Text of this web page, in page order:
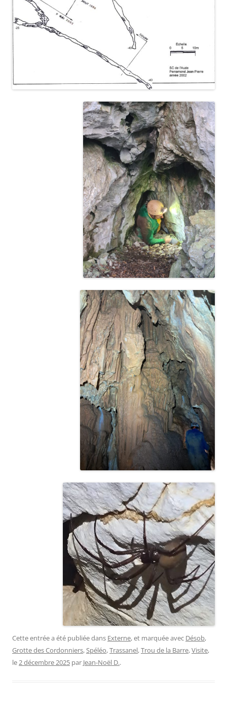
Cette entrée a été publiée dans Externe, et marquée avec Désob,
Grotte des Cordonniers, Spéléo,Trassanel,Trou de la Barre,Visite,
le 2 décembre 2025 par Jean-Noël D..